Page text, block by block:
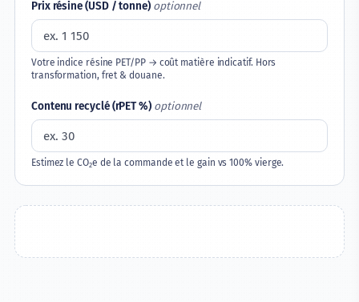
Prix résine (USD / tonne) optionnel
Votre indice résine PET/PP → coût matière indicatif. Hors
transformation, fret & douane.
Contenu recyclé (rPET %) optionnel
Estimez le CO₂e de la commande et le gain vs 100% vierge.